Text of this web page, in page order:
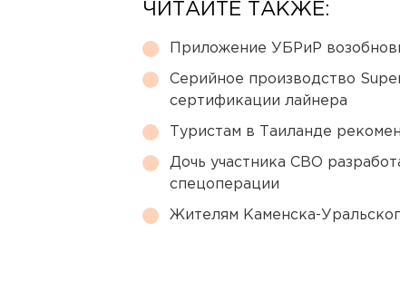
ЧИТАЙТЕ ТАКЖЕ:
Приложение УБРиР
Серийное производство
сертификации лайнера
Туристам в Таиланде
Дочь участника СВО
спецоперации
Жителям Каменска-